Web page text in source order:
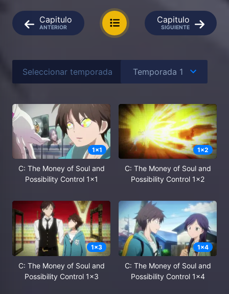
Capitulo
ANTERIOR
Capitulo
SIGUIENTE
Seleccionar temporada
1x1
C: The Money of Soul and
Possibility Control 1x1
1x2
C: The Money of Soul and
Possibility Control 1x2
1x3
C: The Money of Soul and
Possibility Control 1x3
1x4
C: The Money of Soul and
Possibility Control 1x4